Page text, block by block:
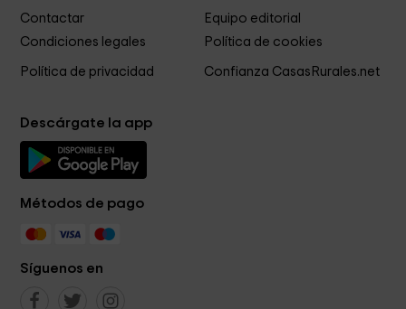
Contactar
Equipo editorial
Condiciones legales
Política de cookies
Política de privacidad Confianza CasasRurales.net
Descárgate la app
Métodos de pago
Síguenos en